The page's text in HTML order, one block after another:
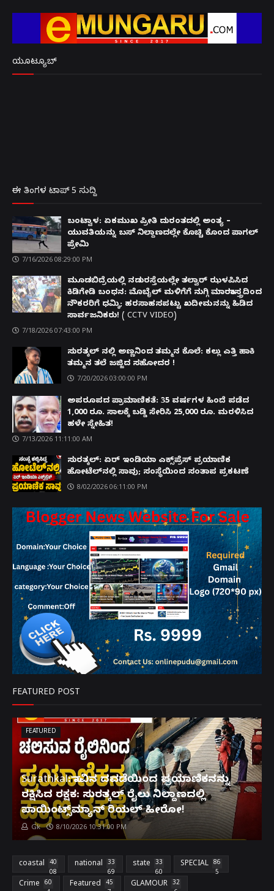
ಯೂಟ್ಯೂಬ್
ಈ ತಿಂಗಳ ಟಾಪ್ 5 ಸುದ್ದಿ
ಬಂಟ್ವಾಳ: ಏಕಮುಖ ಪ್ರೀತಿ ದುರಂತದಲ್ಲಿ ಅಂತ್ಯ –
ಯುವತಿಯನ್ನು ಬಸ್ ನಿಲ್ದಾಣದಲ್ಲೇ ಕೊಚ್ಚಿ ಕೊಂದ ಪಾಗಲ್
ಪ್ರೇಮಿ
7/16/2026 08:29:00 PM
ಮೂಡಬಿದ್ರೆಯಲ್ಲಿ ನಡುರಸ್ತೆಯಲ್ಲೇ ತಲ್ವಾರ್ ಝಳಪಿಸಿದ
ಕಿಡಿಗೇಡಿ ಬಂಧನ: ಮೊಬೈಲ್ ಮಳಿಗೆಗೆ ನುಗ್ಗಿ ಮಾರಕಾಸ್ತ್ರದಿಂದ
ನೌಕರರಿಗೆ ಧಮ್ಕಿ; ಹರಸಾಹಸಪಟ್ಟು ಖದೀಮನನ್ನು ಹಿಡಿದ
ಸಾರ್ವಜನಿಕರು! ( CCTV VIDEO)
7/18/2026 07:43:00 PM
ಸುರತ್ಕಲ್ ನಲ್ಲಿ ಅಣ್ಣನಿಂದ ತಮ್ಮನ ಕೊಲೆ: ಕಲ್ಲು ಎತ್ತಿ ಹಾಕಿ
ತಮ್ಮನ ತಲೆ ಜಜ್ಜಿದ ಸಹೋದರ !
7/20/2026 03:00:00 PM
ಅಪರೂಪದ ಪ್ರಾಮಾಣಿಕತೆ: 35 ವರ್ಷಗಳ ಹಿಂದೆ ಪಡೆದ
1,000 ರೂ. ಸಾಲಕ್ಕೆ ಬಡ್ಡಿ ಸೇರಿಸಿ 25,000 ರೂ. ಮರಳಿಸಿದ
ಹಳೇ ಸ್ನೇಹಿತ!
7/13/2026 11:11:00 AM
ಸುರತ್ಕಲ್: ಏರ್ ಇಂಡಿಯಾ ಎಕ್ಸ್‌ಪ್ರೆಸ್ ಪ್ರಯಾಣಿಕ
ಹೋಟೆಲ್‌ನಲ್ಲಿ ಸಾವು; ಸಂಸ್ಥೆಯಿಂದ ಸಂತಾಪ ಪ್ರಕಟಣೆ
8/02/2026 06:11:00 PM
FEATURED POST
FEATURED
Surathkal: ಸಾವಿನ ದವಡೆಯಿಂದ ಪ್ರಯಾಣಿಕನನ್ನು
ರಕ್ಷಿಸಿದ ರಕ್ಷಕ: ಸುರತ್ಕಲ್ ರೈಲು ನಿಲ್ದಾಣದಲ್ಲಿ
ಪಾಯಿಂಟ್ಸ್‌ಮ್ಯಾನ್ ರಿಯಲ್ ಹೀರೋ!
Gk 8/10/2026 10:31:00 PM
coastal
40
08
national
33
69
state
33
60
SPECIAL
86
5
Crime
60
Featured
45
GLAMOUR
32